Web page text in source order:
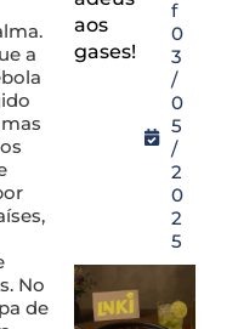
a
No
de
aos
gases!
f
0
3
/
0
5
/
2
0
2
5